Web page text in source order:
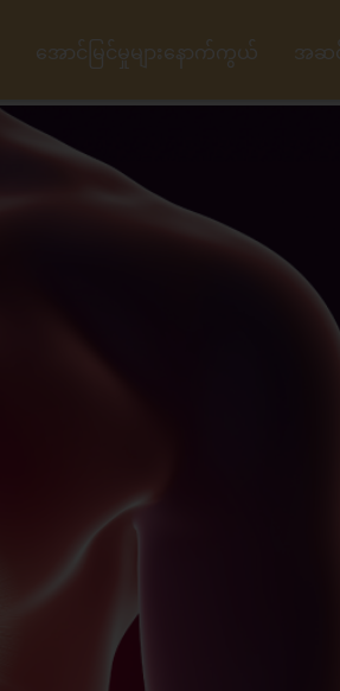
အောင်မြင်မှုများနောက်ကွယ် အဆ